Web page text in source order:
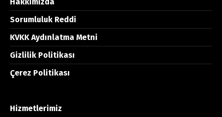
Sorumluluk Reddi
KVKK Aydınlatma Metni
Gizlilik Politikası
Çerez Politikası
Hizmetlerimiz